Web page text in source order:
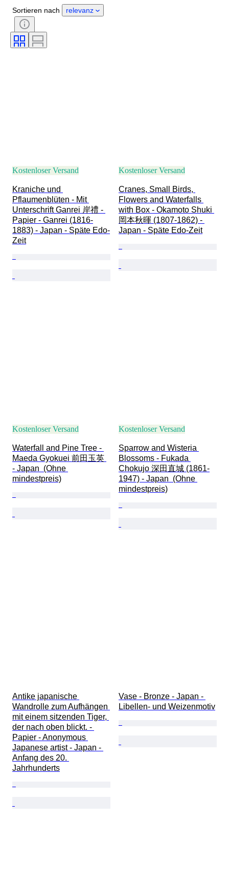
Zubehör
Thema
Stil
Unterschrift
Sprache
Sortieren nach relevanz
Kostenloser Versand
Kraniche und
Pflaumenblüten - Mit
Unterschrift Ganrei 岸禮 -
Papier - Ganrei (1816-
1883) - Japan - Späte Edo-
Zeit
Kostenloser Versand
Cranes, Small Birds,
Flowers and Waterfalls
with Box - Okamoto Shuki
岡本秋暉 (1807-1862) -
Japan - Späte Edo-Zeit
Kostenloser Versand
Waterfall and Pine Tree -
Maeda Gyokuei 前田玉英
- Japan  (Ohne
mindestpreis)
Kostenloser Versand
Sparrow and Wisteria
Blossoms - Fukada
Chokujo 深田直城 (1861-
1947) - Japan  (Ohne
mindestpreis)
Antike japanische
Wandrolle zum Aufhängen
mit einem sitzenden Tiger,
der nach oben blickt. -
Papier - Anonymous
Japanese artist - Japan -
Anfang des 20.
Jahrhunderts
Vase - Bronze - Japan -
Libellen- und Weizenmotiv